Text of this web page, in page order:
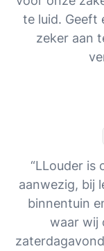
te luid. Geeft
zeker aan
“LLouder is
aanwezig, bij
binnentuin
waar wij